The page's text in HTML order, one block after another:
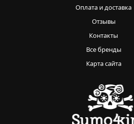
Оплата и доставка
Отзывы
Контакты
Все бренды
Карта сайта